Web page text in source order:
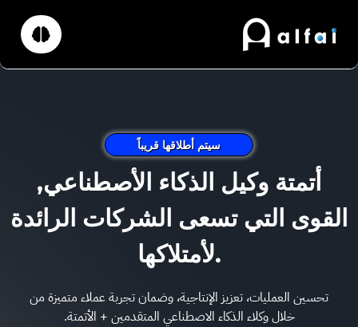
سيتم أطلاقها قريباً
أتمتة وكيل الذكاء الأصطناعي,
القوى التي تسعى الشركات الرائدة
لأمتلاكها.
تحسين العمليات، تعزيز الإنتاجية، وضمان تجربة عملاء متميزة من
خلال وكلاء الذكاء الاصطناعي المتقدمين + الأتمتة.